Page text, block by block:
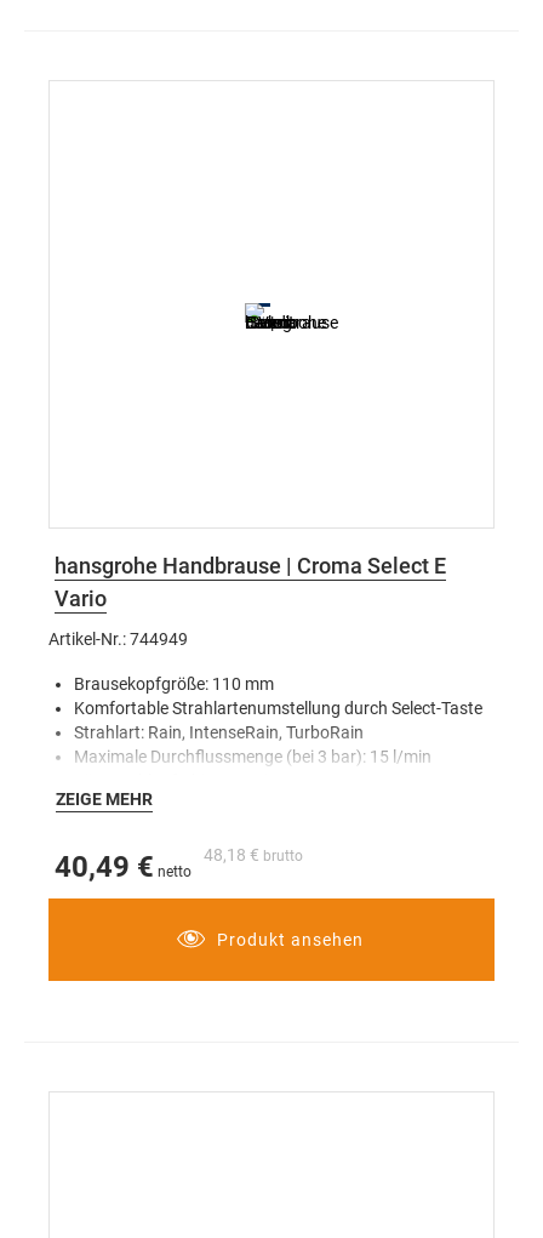
hansgrohe Handbrause | Croma Select E
Vario
Artikel-Nr.: 744949
Brausekopfgröße: 110 mm
Komfortable Strahlartenumstellung durch Select-Taste
Strahlart: Rain, IntenseRain, TurboRain
Maximale Durchflussmenge (bei 3 bar): 15 l/min
ZEIGE MEHR
48,18 €
40,49 €
Produkt ansehen